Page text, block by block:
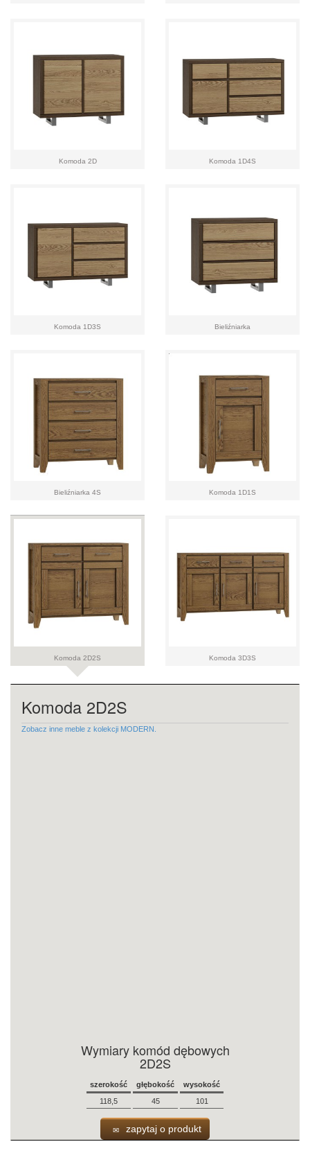
Komoda 2D Komoda 1D4S
Komoda 1D3S Bieliźniarka
Bieliźniarka 4S Komoda 1D1S
Komoda 2D2S Komoda 3D3S
Komoda 2D2S
Zobacz inne meble z kolekcji MODERN.
Wymiary komód dębowych
2D2S
szerokość głębokość
wysokość
118,5
45 101
zapytaj o produkt